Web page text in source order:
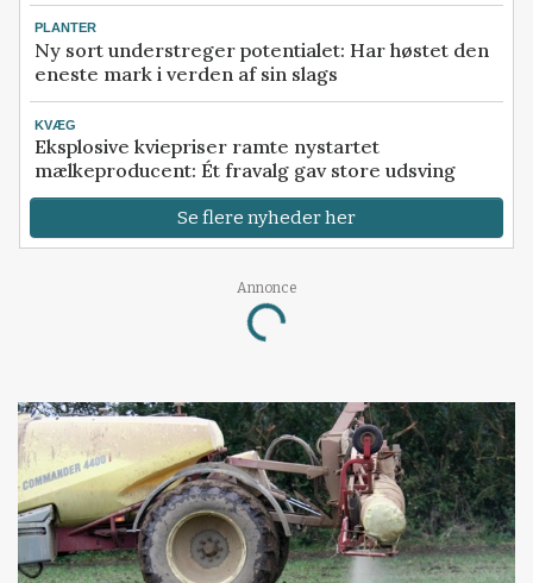
PLANTER
Ny sort understreger potentialet: Har høstet den
eneste mark i verden af sin slags
KVÆG
Eksplosive kviepriser ramte nystartet
mælkeproducent: Ét fravalg gav store udsving
Se flere nyheder her
Annonce
Loading...